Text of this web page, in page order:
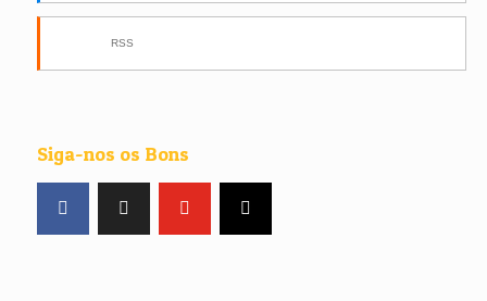
RSS
Siga-nos os Bons